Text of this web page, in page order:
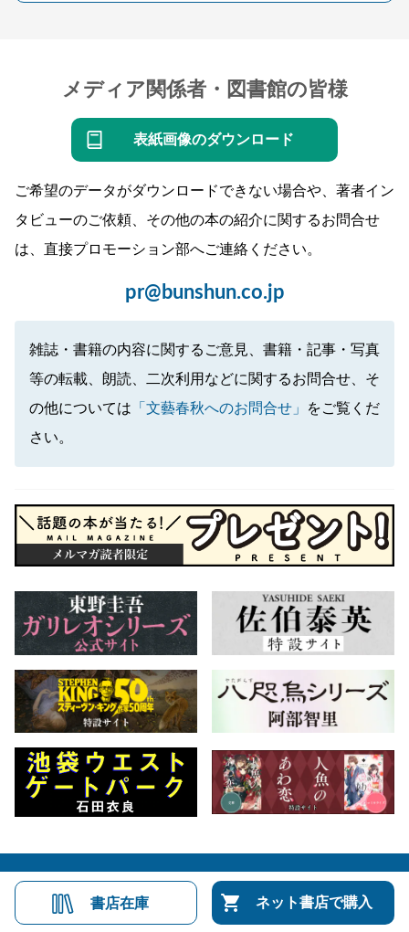
メディア関係者・図書館の皆様
表紙画像のダウンロード
ご希望のデータがダウンロードできない場合や、著者イン
タビューのご依頼、その他の本の紹介に関するお問合せ
は、直接プロモーション部へご連絡ください。
pr@bunshun.co.jp
雑誌・書籍の内容に関するご意見、書籍・記事・写真
等の転載、朗読、二次利用などに関するお問合せ、そ
の他については 「文藝春秋へのお問合せ」
をご覧くだ
さい。
書店在庫 ネット書店で購入
会社概要 自費出版のご案内 お問合せ
株式会社文藝春秋 Number Web
CREA WEB
Copyright © Bungeishunju Ltd.